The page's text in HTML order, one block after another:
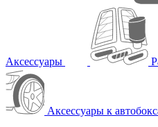
Аксессуары
Аксессуары к